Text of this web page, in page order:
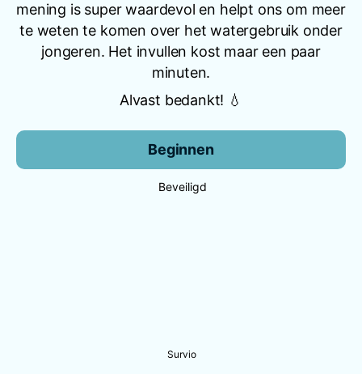
mening is super waardevol en helpt ons om meer
te weten te komen over het watergebruik onder
jongeren. Het invullen kost maar een paar
minuten.
Alvast bedankt! 💧
Beginnen
Beveiligd
Survio